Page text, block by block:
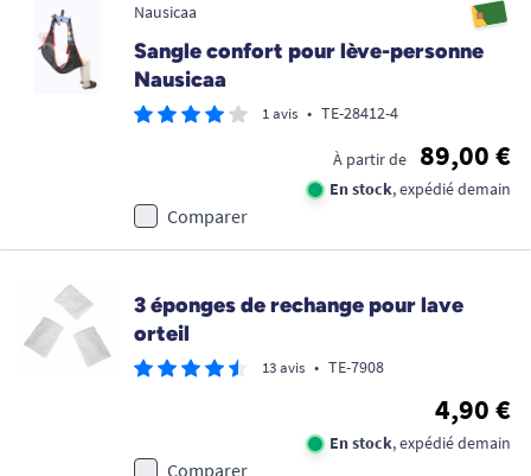
Nausicaa
Sangle confort pour lève-personne
Nausicaa
1 avis • TE-28412-4
À partir de 89,00 €
En stock, expédié demain
Comparer
3 éponges de rechange pour lave
orteil
13 avis • TE-7908
4,90 €
En stock, expédié demain
Comparer